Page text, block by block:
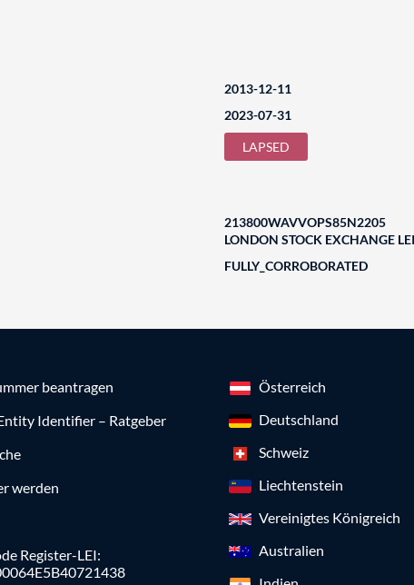
2013-12-11
2023-07-31
LAPSED
213800WAVVOPS85N2205
LONDON STOCK EXCHANGE
FULLY_CORROBORATED
beantragen
Identifier – Ratgeber
werden
Register-LEI:
Österreich
Deutschland
Schweiz
Liechtenstein
Vereinigtes Königreich
Australien